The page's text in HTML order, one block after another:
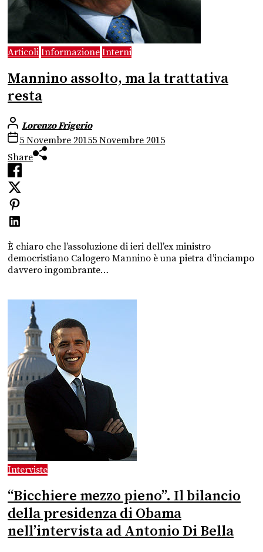
Articoli Informazione Interni
Mannino assolto, ma la trattativa
resta
Lorenzo Frigerio
5 Novembre 20155 Novembre 2015
Share
È chiaro che l’assoluzione di ieri dell’ex ministro
democristiano Calogero Mannino è una pietra d’inciampo
davvero ingombrante…
Interviste
“Bicchiere mezzo pieno”. Il bilancio
della presidenza di Obama
nell’intervista ad Antonio Di Bella